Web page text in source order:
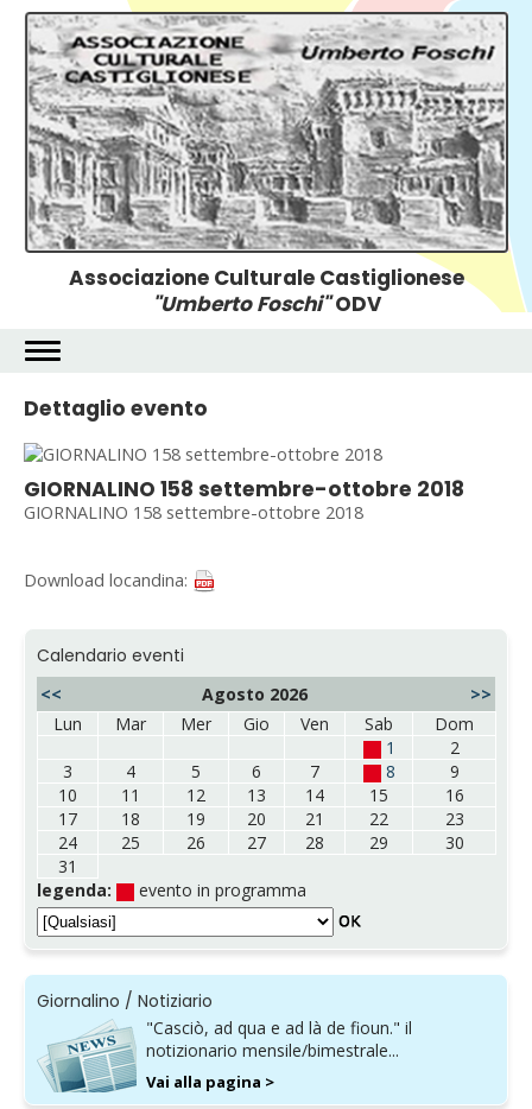
Associazione Culturale Castiglionese
"Umberto Foschi"ODV
Calendario eventi
<< Agosto 2026
>>
Lun
Mar Mer Gio Ven Sab
Dom
1
2
3
4 5 6 7 8
9
10
11 12 13 14 15
16
17
18 19 20 21 22
23
24
25 26 27 28 29
30
31
legenda:
evento in programma
Giornalino / Notiziario
"Casciò, ad qua e ad là de fioun." il
notizionario mensile/bimestrale...
Vai alla pagina >
Dettaglio evento
GIORNALINO 158 settembre-ottobre 2018
GIORNALINO 158 settembre-ottobre 2018
Download locandina: